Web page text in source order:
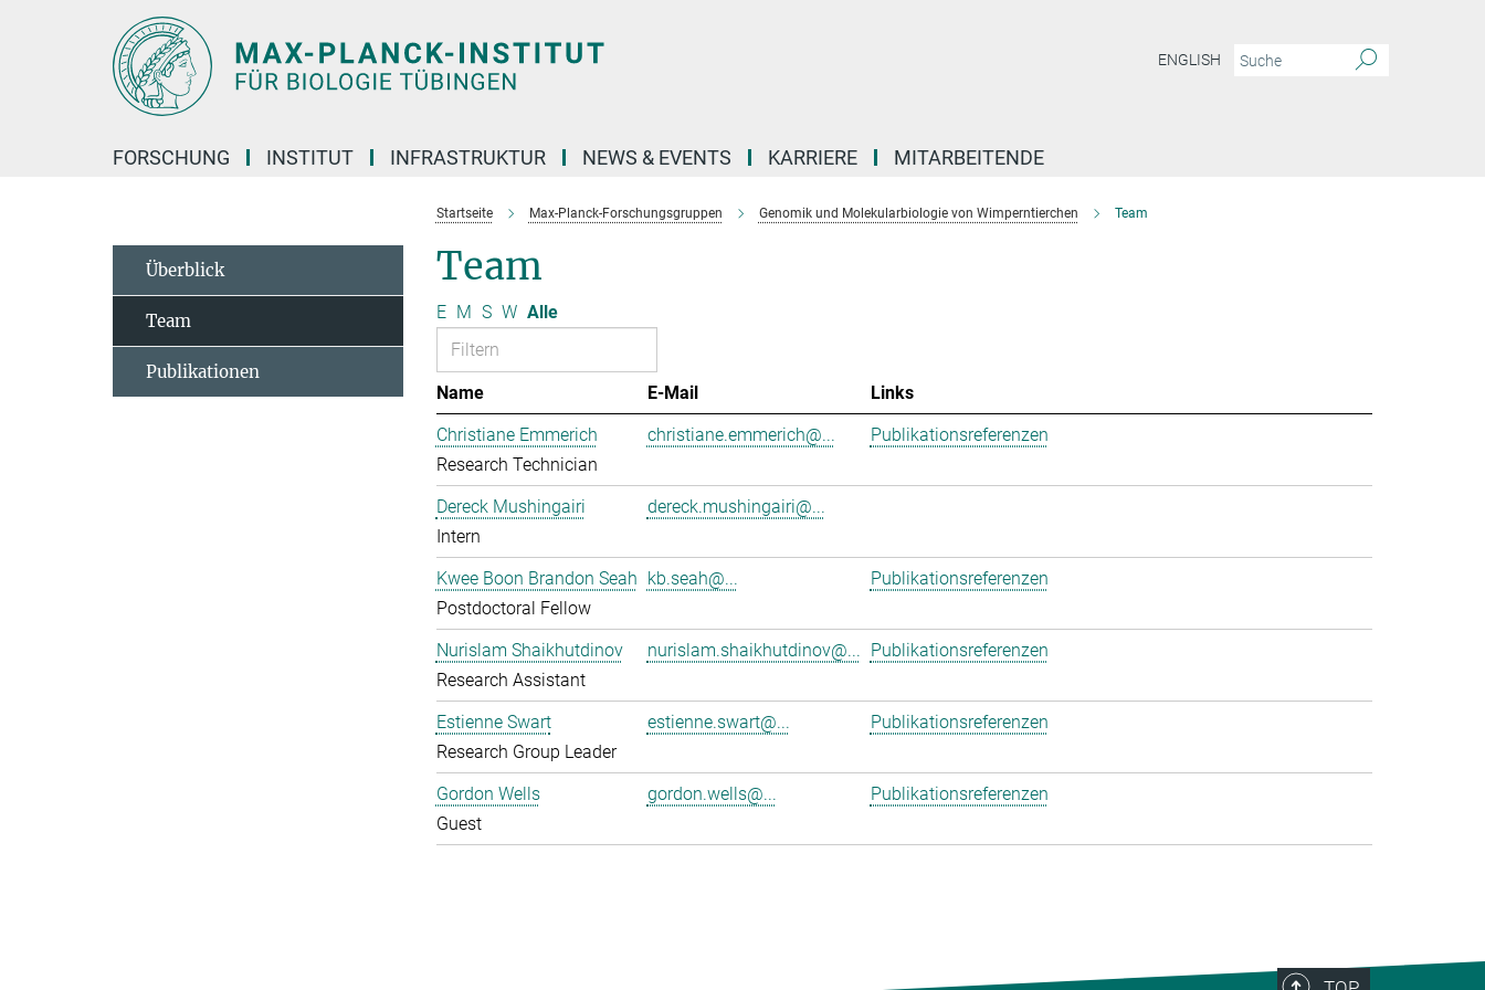
ENGLISH
FORSCHUNG INSTITUT INFRASTRUKTUR NEWS & EVENTS KARRIERE MITARBEITENDE
Startseite Max-Planck-Forschungsgruppen Genomik und Molekularbiologie von Wimperntierchen Team
Team
E M S W Alle
Name E-Mail
Links
Christiane Emmerich
Research Technician
christiane.emmerich@... Publikationsreferenzen
Dereck Mushingairi
Intern
dereck.mushingairi@...
Kwee Boon Brandon Seah
Postdoctoral Fellow
kb.seah@... Publikationsreferenzen
Nurislam Shaikhutdinov
Research Assistant
nurislam.shaikhutdinov@... Publikationsreferenzen
Estienne Swart
Research Group Leader
estienne.swart@... Publikationsreferenzen
Gordon Wells
Guest
gordon.wells@... Publikationsreferenzen
Überblick
Team
Publikationen